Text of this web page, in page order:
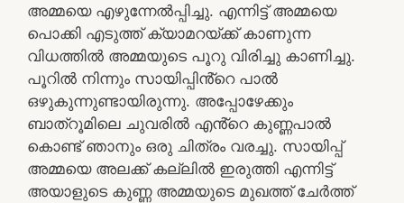
അമ്മയെ എഴുന്നേൽപ്പിച്ചു. എന്നിട്ട് അമ്മയെ
പൊക്കി എടുത്ത് ക്യാമറയ്ക്ക് കാണുന്ന
വിധത്തിൽ അമ്മയുടെ പൂറു വിരിച്ചു കാണിച്ചു.
പൂറിൽ നിന്നും സായിപ്പിൻ്റെ പാൽ
ഒഴുകുന്നുണ്ടായിരുന്നു. അപ്പോഴേക്കും
ബാത്റൂമിലെ ചുവരിൽ എൻ്റെ കുണ്ണപാൽ
കൊണ്ട് ഞാനും ഒരു ചിത്രം വരച്ചു. സായിപ്പ്
അമ്മയെ അലക്ക് കല്ലിൽ ഇരുത്തി എന്നിട്ട്
അയാളുടെ കുണ്ണ അമ്മയുടെ മുഖത്ത് ചേർത്ത്